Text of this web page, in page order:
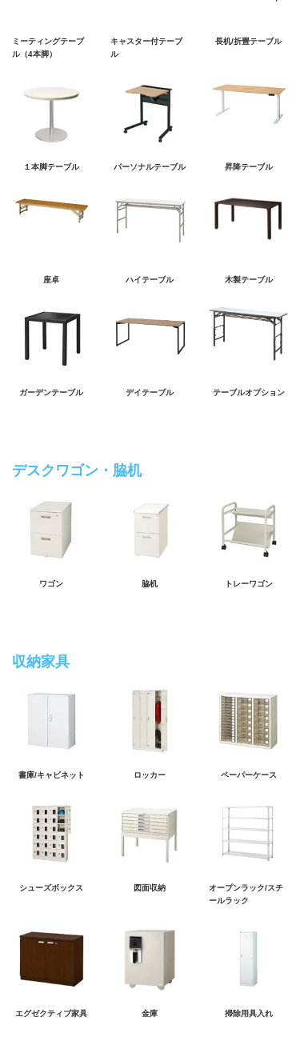
ミーティングテーブ
ル（4本脚）
キャスター付テーブ
ル
長机/折畳テーブル
１本脚テーブル パーソナルテーブル 昇降テーブル
座卓 ハイテーブル 木製テーブル
ガーデンテーブル デイテーブル テーブルオプション
デスクワゴン・脇机
ワゴン 脇机 トレーワゴン
収納家具
書庫/キャビネット ロッカー ペーパーケース
シューズボックス 図面収納
オープンラック/スチ
ールラック
エグゼクティブ家具 金庫 掃除用具入れ